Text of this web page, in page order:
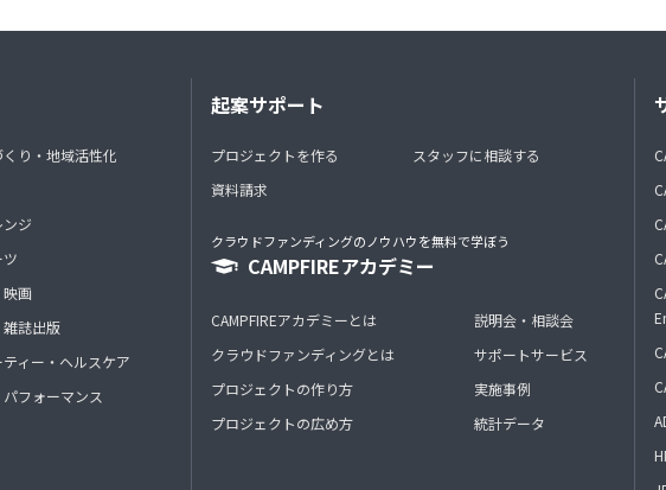
くり・地域活性化
ジ
ツ
画
誌出版
ティー・ヘルスケア
フォーマンス
起案サポート
プロジェクトを作る
資料請求
スタッフに相談する
クラウドファンディングのノウハウを無料で学ぼう
CAMPFIREアカデミー
CAMPFIREアカデミーとは
クラウドファンディングとは
プロジェクトの作り方
プロジェクトの広め方
説明会・相談会
サポートサービス
実施事例
統計データ